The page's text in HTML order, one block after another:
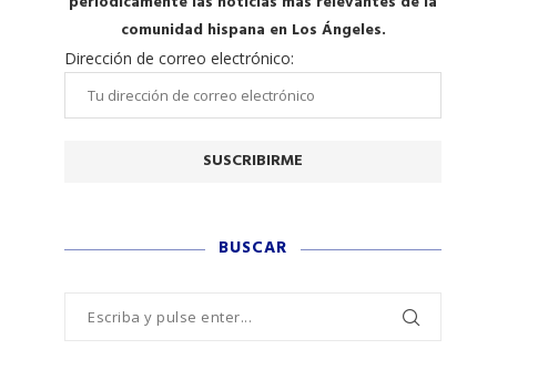
comunidad hispana en Los Ángeles.
Dirección de correo electrónico:
BUSCAR